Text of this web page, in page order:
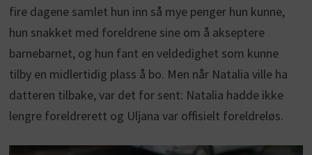
fire dagene samlet hun inn så mye penger hun kunne,
hun snakket med foreldrene sine om å akseptere
barnebarnet, og hun fant en veldedighet som kunne
tilby en midlertidig plass å bo. Men når Natalia ville ha
datteren tilbake, var det for sent: Natalia hadde ikke
lengre foreldrerett og Uljana var offisielt foreldreløs.